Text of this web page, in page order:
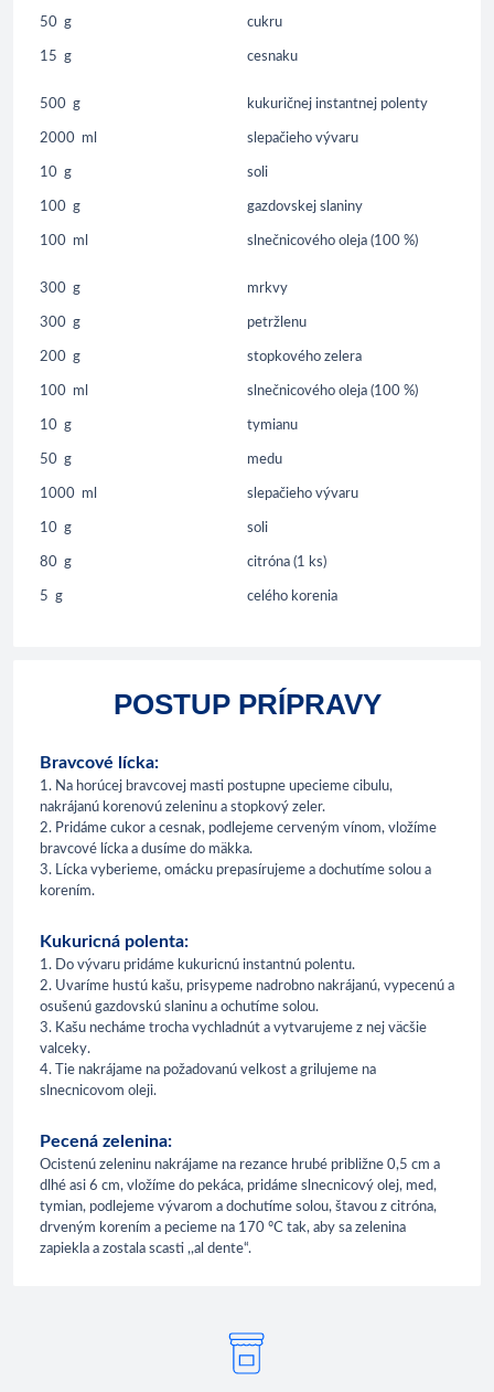
50 g cukru
15 g cesnaku
500 g kukuričnej instantnej polenty
2000 ml slepačieho vývaru
10 g soli
100 g gazdovskej slaniny
100 ml slnečnicového oleja (100 %)
300 g mrkvy
300 g petržlenu
200 g stopkového zelera
100 ml slnečnicového oleja (100 %)
10 g tymianu
50 g medu
1000 ml slepačieho vývaru
10 g soli
80 g citróna (1 ks)
5 g celého korenia
POSTUP PRÍPRAVY
Bravcové lícka:
1. Na horúcej bravcovej masti postupne upecieme cibulu,
nakrájanú korenovú zeleninu a stopkový zeler.
2. Pridáme cukor a cesnak, podlejeme cerveným vínom, vložíme
bravcové lícka a dusíme do mäkka.
3. Lícka vyberieme, omácku prepasírujeme a dochutíme solou a
korením.
Kukuricná polenta:
1. Do vývaru pridáme kukuricnú instantnú polentu.
2. Uvaríme hustú kašu, prisypeme nadrobno nakrájanú, vypecenú a
osušenú gazdovskú slaninu a ochutíme solou.
3. Kašu necháme trocha vychladnút a vytvarujeme z nej väcšie
valceky.
4. Tie nakrájame na požadovanú velkost a grilujeme na
slnecnicovom oleji.
Pecená zelenina:
Ocistenú zeleninu nakrájame na rezance hrubé približne 0,5 cm a
dlhé asi 6 cm, vložíme do pekáca, pridáme slnecnicový olej, med,
tymian, podlejeme vývarom a dochutíme solou, štavou z citróna,
drveným korením a pecieme na 170 ºC tak, aby sa zelenina
zapiekla a zostala scasti ,,al dente“.